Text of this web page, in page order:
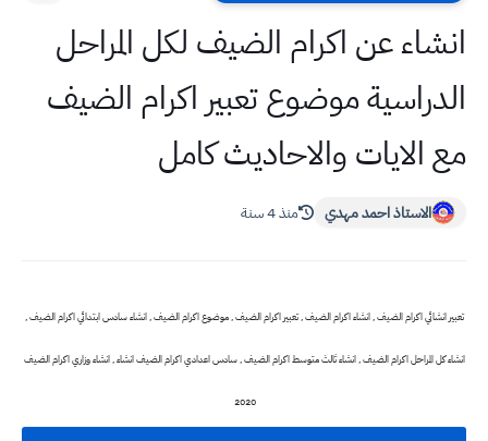
انشاء عن اكرام الضيف لكل المراحل
الدراسية موضوع تعبير اكرام الضيف
مع الايات والاحاديث كامل
الاستاذ احمد مهدي منذ 4 سنة
تعبير انشائي اكرام الضيف , انشاء اكرام الضيف , تعبير اكرام الضيف , موضوع اكرام الضيف , انشاء سادس ابتدائي اكرام الضيف ,
انشاء كل المراحل اكرام الضيف , انشاء ثالث متوسط اكرام الضيف , سادس اعدادي اكرام الضيف انشاء , انشاء وزاري اكرام الضيف
2020